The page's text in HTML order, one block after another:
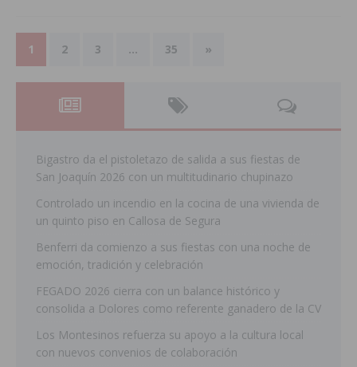
1 2 3 … 35 »
Bigastro da el pistoletazo de salida a sus fiestas de
San Joaquín 2026 con un multitudinario chupinazo
Controlado un incendio en la cocina de una vivienda de
un quinto piso en Callosa de Segura
Benferri da comienzo a sus fiestas con una noche de
emoción, tradición y celebración
FEGADO 2026 cierra con un balance histórico y
consolida a Dolores como referente ganadero de la CV
Los Montesinos refuerza su apoyo a la cultura local
con nuevos convenios de colaboración